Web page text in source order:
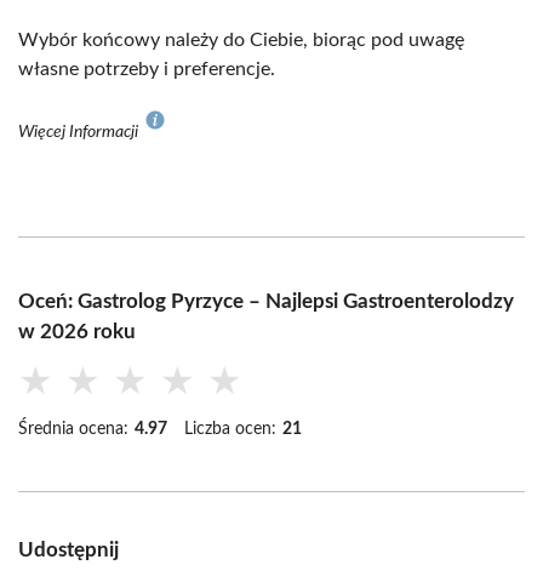
Wybór końcowy należy do Ciebie, biorąc pod uwagę
własne potrzeby i preferencje.
Więcej Informacji
Oceń: Gastrolog Pyrzyce – Najlepsi Gastroenterolodzy
w 2026 roku
★ ★ ★ ★ ★
Średnia ocena: 4.97 Liczba ocen: 21
Udostępnij